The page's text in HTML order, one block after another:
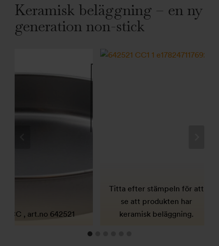
Keramisk beläggning – en ny
generation non-stick
CC , art.no 642521
Titta efter stämpeln för att
se att produkten har
keramisk beläggning.